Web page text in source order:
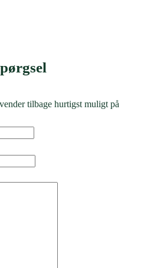
tilbage hurtigst muligt på